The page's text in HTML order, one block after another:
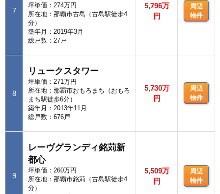
7
坪単価：274万円
所在地：那覇市古島（古島駅徒歩4
分）
築年月：2019年3月
総戸数：27戸
5,796万
円
周辺
物件
8
リュークスタワー
坪単価：271万円
所在地：那覇市おもろまち（おもろ
まち駅徒歩6分）
築年月：2013年11月
総戸数：676戸
5,730万
円
周辺
物件
9
レーヴグランディ銘苅新
都心
坪単価：260万円
所在地：那覇市銘苅（古島駅徒歩4
分）
5,509万
円
周辺
物件